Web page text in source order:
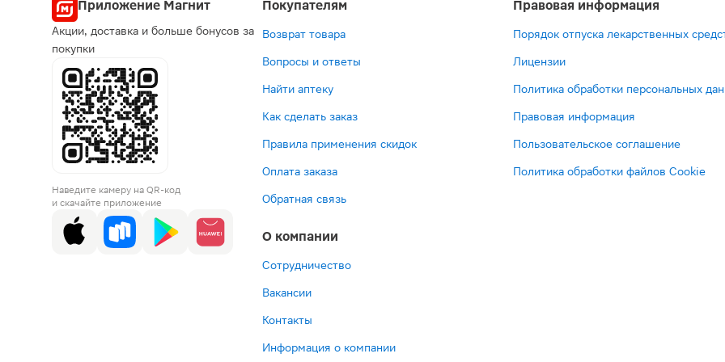
Приложение Магнит
Акции, доставка и больше бонусов за
покупки
Наведите камеру на QR-код
и скачайте приложение
Покупателям
Возврат товара
Вопросы и ответы
Найти аптеку
Как сделать заказ
Правила применения скидок
Оплата заказа
Обратная связь
О компании
Сотрудничество
Вакансии
Контакты
Информация о компании
Правовая информация
Порядок отпуска лекарственных
Лицензии
Политика обработки персональных
Правовая информация
Пользовательское соглашение
Политика обработки файлов Cookie